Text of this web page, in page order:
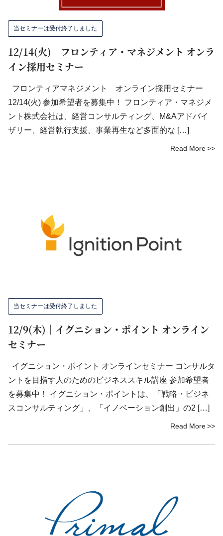
当セミナーは受付終了しました
12/14(火)｜フロンティア・マネジメント オンラ
イン採用セミナー
フロンティアマネジメント オンライン採用セミナー
12/14(火) 参加希望者を募集中！ フロンティア・マネジメ
ント株式会社は、経営コンサルティング、M&Aアドバイ
ザリー、経営執行支援、事業再生など多面的な […]
Read More
当セミナーは受付終了しました
12/9(木)｜イグニション・ポイント オンライン
セミナー
イグニション・ポイント オンラインセミナー コンサルタ
ントを目指す人のためのビジネススキル講座 参加希望者
を募集中！ イグニション・ポイントは、「戦略・ビジネ
スコンサルティング」、「イノベーション創出」の2 […]
Read More